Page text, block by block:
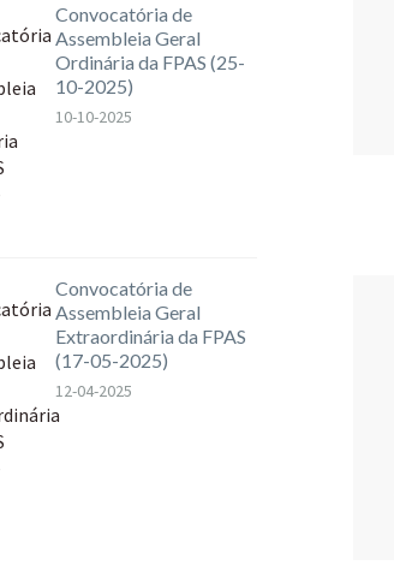
Convocatória de
Assembleia Geral
Ordinária da FPAS (25-
10-2025)
10-10-2025
Convocatória de
Assembleia Geral
Extraordinária da FPAS
(17-05-2025)
12-04-2025